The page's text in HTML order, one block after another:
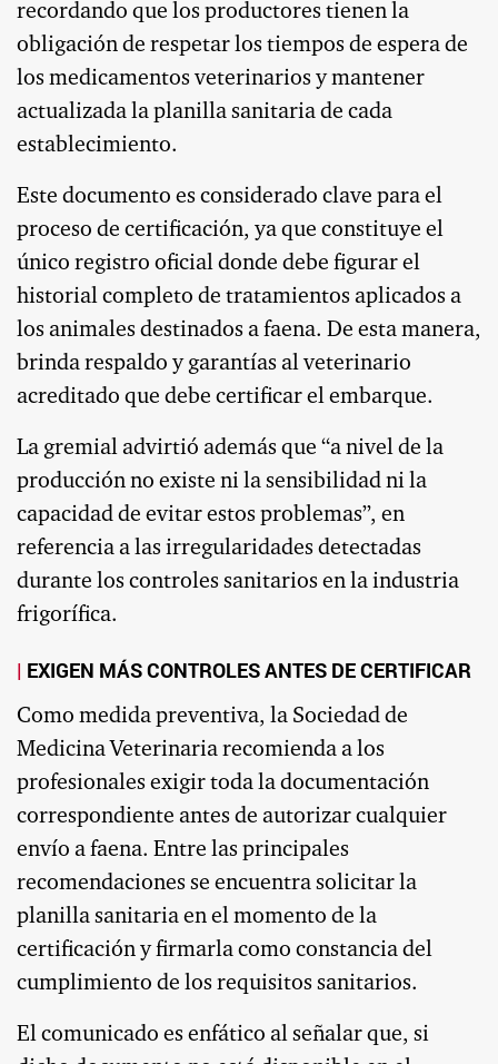
recordando que los productores tienen la
obligación de respetar los tiempos de espera de
los medicamentos veterinarios y mantener
actualizada la planilla sanitaria de cada
establecimiento.
Este documento es considerado clave para el
proceso de certificación, ya que constituye el
único registro oficial donde debe figurar el
historial completo de tratamientos aplicados a
los animales destinados a faena. De esta manera,
brinda respaldo y garantías al veterinario
acreditado que debe certificar el embarque.
La gremial advirtió además que “a nivel de la
producción no existe ni la sensibilidad ni la
capacidad de evitar estos problemas”, en
referencia a las irregularidades detectadas
durante los controles sanitarios en la industria
frigorífica.
EXIGEN MÁS CONTROLES ANTES DE CERTIFICAR
Como medida preventiva, la Sociedad de
Medicina Veterinaria recomienda a los
profesionales exigir toda la documentación
correspondiente antes de autorizar cualquier
envío a faena. Entre las principales
recomendaciones se encuentra solicitar la
planilla sanitaria en el momento de la
certificación y firmarla como constancia del
cumplimiento de los requisitos sanitarios.
El comunicado es enfático al señalar que, si